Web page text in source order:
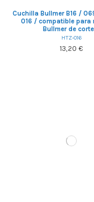
Cuchilla Bullmer B16 /
016 / compatible para
Bullmer de
HTZ-016
13,20 €